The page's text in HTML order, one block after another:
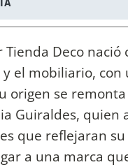
Tienda Deco
el mobiliario,
origen se
Guiraldes, quien
que reflejaran
a una marca